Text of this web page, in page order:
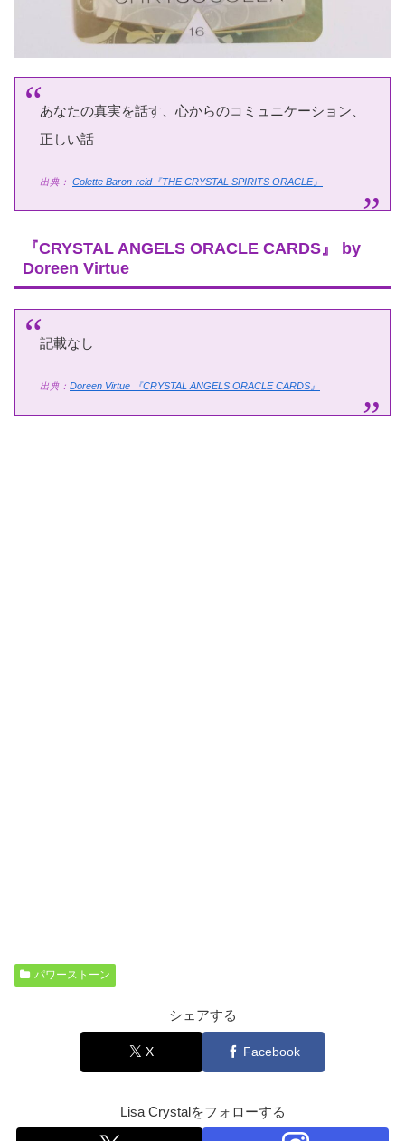
あなたの真実を話す、心からのコミュニケーション、
正しい話
出典： Colette Baron-reid『THE CRYSTAL SPIRITS ORACLE』
『CRYSTAL ANGELS ORACLE CARDS』 by
Doreen Virtue
記載なし
出典： Doreen Virtue 『CRYSTAL ANGELS ORACLE CARDS』
パワーストーン
シェアする
X Facebook
Lisa Crystalをフォローする